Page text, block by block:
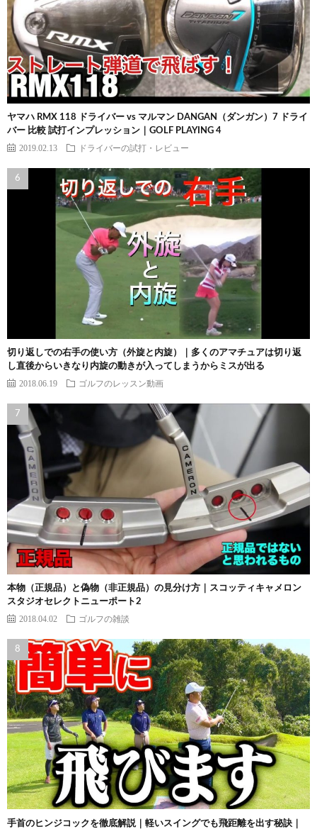
ヤマハ RMX 118 ドライバー vs マルマン DANGAN（ダンガン）7 ドライ
バー 比較 試打インプレッション｜GOLF PLAYING 4
2019.02.13 ドライバーの試打・レビュー
切り返しでの右手の使い方（外旋と内旋）｜多くのアマチュアは切り返
し直後からいきなり内旋の動きが入ってしまうからミスが出る
2018.06.19 ゴルフのレッスン動画
本物（正規品）と偽物（非正規品）の見分け方｜スコッティキャメロン
スタジオセレクトニューポート2
2018.04.02 ゴルフの雑談
手首のヒンジコックを徹底解説｜軽いスイングでも飛距離を出す秘訣｜